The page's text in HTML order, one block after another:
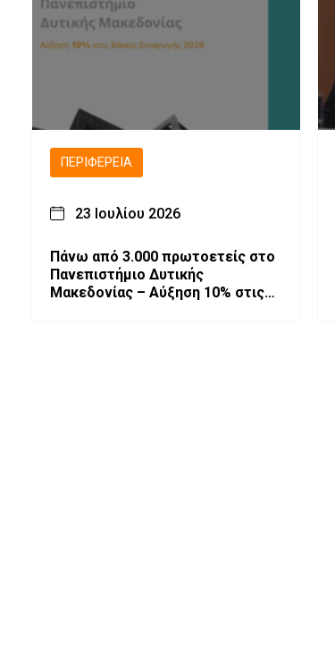
ΠΕΡΙΦΈΡΕΙΑ
23 Ιουλίου 2026
Πάνω από 3.000 πρωτοετείς στο
Πανεπιστήμιο Δυτικής
Μακεδονίας – Αύξηση 10% στις